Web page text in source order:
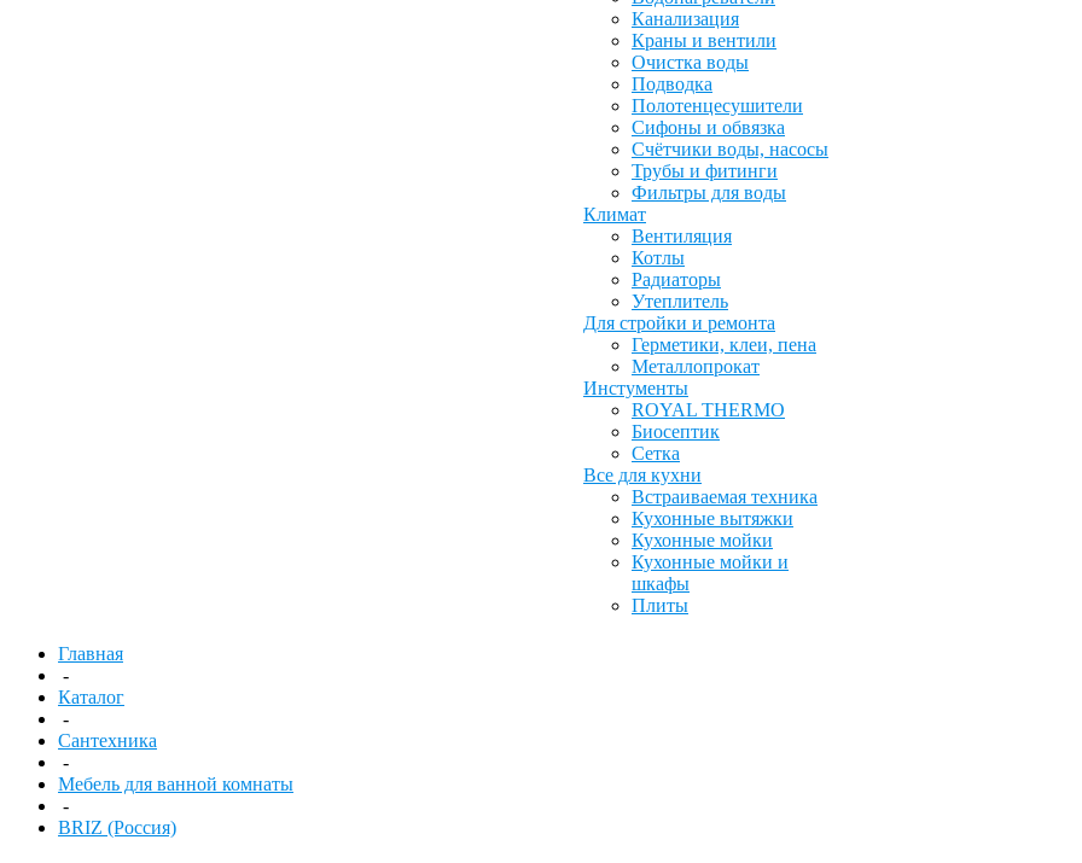
Канализация
Краны и вентили
Очистка воды
Подводка
Полотенцесушители
Сифоны и обвязка
Счётчики воды, насосы
Трубы и фитинги
Фильтры для воды
Климат
Вентиляция
Котлы
Радиаторы
Утеплитель
Для стройки и ремонта
Герметики, клеи, пена
Металлопрокат
Инстументы
ROYAL THERMO
Биосептик
Сетка
Все для кухни
Встраиваемая техника
Кухонные вытяжки
Кухонные мойки
Кухонные мойки и
шкафы
Плиты
Главная
-
Каталог
-
Сантехника
-
Мебель для ванной комнаты
-
BRIZ (Россия)